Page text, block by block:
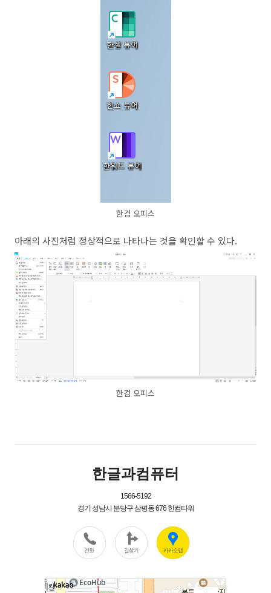
한컴 오피스
아래의 사진처럼 정상적으로 나타나는 것을 확인할 수 있다.
한컴 오피스